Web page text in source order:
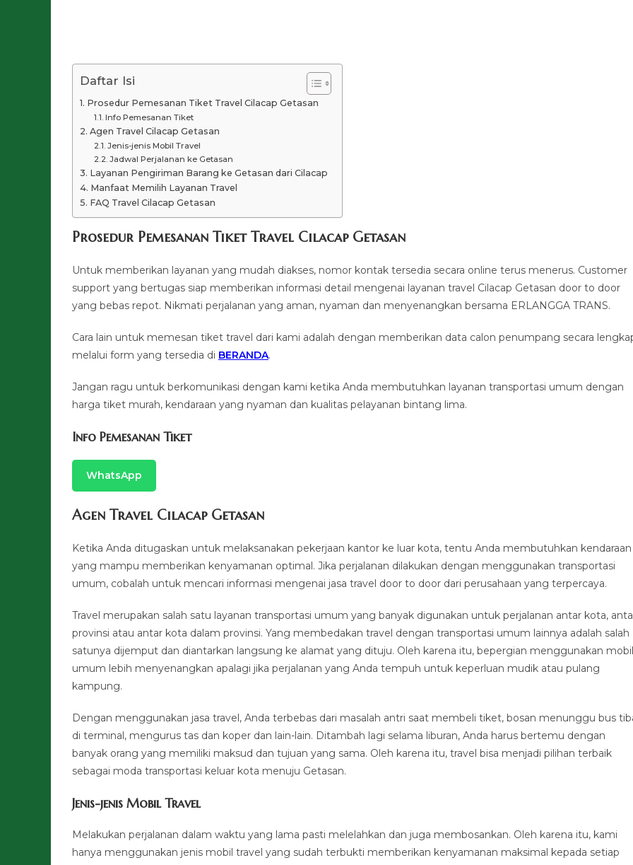
Daftar Isi
Prosedur Pemesanan Tiket Travel Cilacap Getasan
Info Pemesanan Tiket
Agen Travel Cilacap Getasan
Jenis-jenis Mobil Travel
Jadwal Perjalanan ke Getasan
Layanan Pengiriman Barang ke Getasan dari Cilacap
Manfaat Memilih Layanan Travel
FAQ Travel Cilacap Getasan
Prosedur Pemesanan Tiket Travel Cilacap Getasan
Untuk memberikan layanan yang mudah diakses, nomor kontak tersedia secara online terus menerus. Customer
support yang bertugas siap memberikan informasi detail mengenai layanan travel Cilacap Getasan door to door
yang bebas repot. Nikmati perjalanan yang aman, nyaman dan menyenangkan bersama ERLANGGA TRANS.
Cara lain untuk memesan tiket travel dari kami adalah dengan memberikan data calon penumpang secara
melalui form yang tersedia di BERANDA.
Jangan ragu untuk berkomunikasi dengan kami ketika Anda membutuhkan layanan transportasi umum dengan
harga tiket murah, kendaraan yang nyaman dan kualitas pelayanan bintang lima.
Info Pemesanan Tiket
WhatsApp
Agen Travel Cilacap Getasan
Ketika Anda ditugaskan untuk melaksanakan pekerjaan kantor ke luar kota, tentu Anda membutuhkan kendaraan
yang mampu memberikan kenyamanan optimal. Jika perjalanan dilakukan dengan menggunakan transportasi
umum, cobalah untuk mencari informasi mengenai jasa travel door to door dari perusahaan yang terpercaya.
Travel merupakan salah satu layanan transportasi umum yang banyak digunakan untuk perjalanan antar kota,
provinsi atau antar kota dalam provinsi. Yang membedakan travel dengan transportasi umum lainnya adalah salah
satunya dijemput dan diantarkan langsung ke alamat yang dituju. Oleh karena itu, bepergian menggunakan mobil
umum lebih menyenangkan apalagi jika perjalanan yang Anda tempuh untuk keperluan mudik atau pulang
kampung.
Dengan menggunakan jasa travel, Anda terbebas dari masalah antri saat membeli tiket, bosan menunggu bus
di terminal, mengurus tas dan koper dan lain-lain. Ditambah lagi selama liburan, Anda harus bertemu dengan
banyak orang yang memiliki maksud dan tujuan yang sama. Oleh karena itu, travel bisa menjadi pilihan terbaik
sebagai moda transportasi keluar kota menuju Getasan.
Jenis-jenis Mobil Travel
Melakukan perjalanan dalam waktu yang lama pasti melelahkan dan juga membosankan. Oleh karena itu, kami
hanya menggunakan jenis mobil travel yang sudah terbukti memberikan kenyamanan maksimal kepada setiap